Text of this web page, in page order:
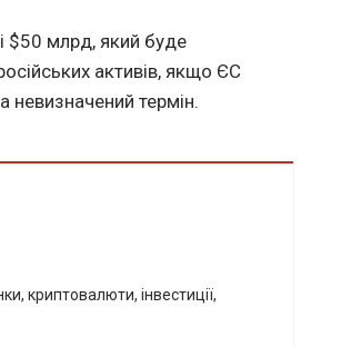
$50 млрд, який буде
активів, якщо ЄС
термін.
криптовалюти, інвестиції,